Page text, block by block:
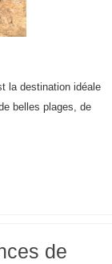
la destination idéale
belles plages, de
de